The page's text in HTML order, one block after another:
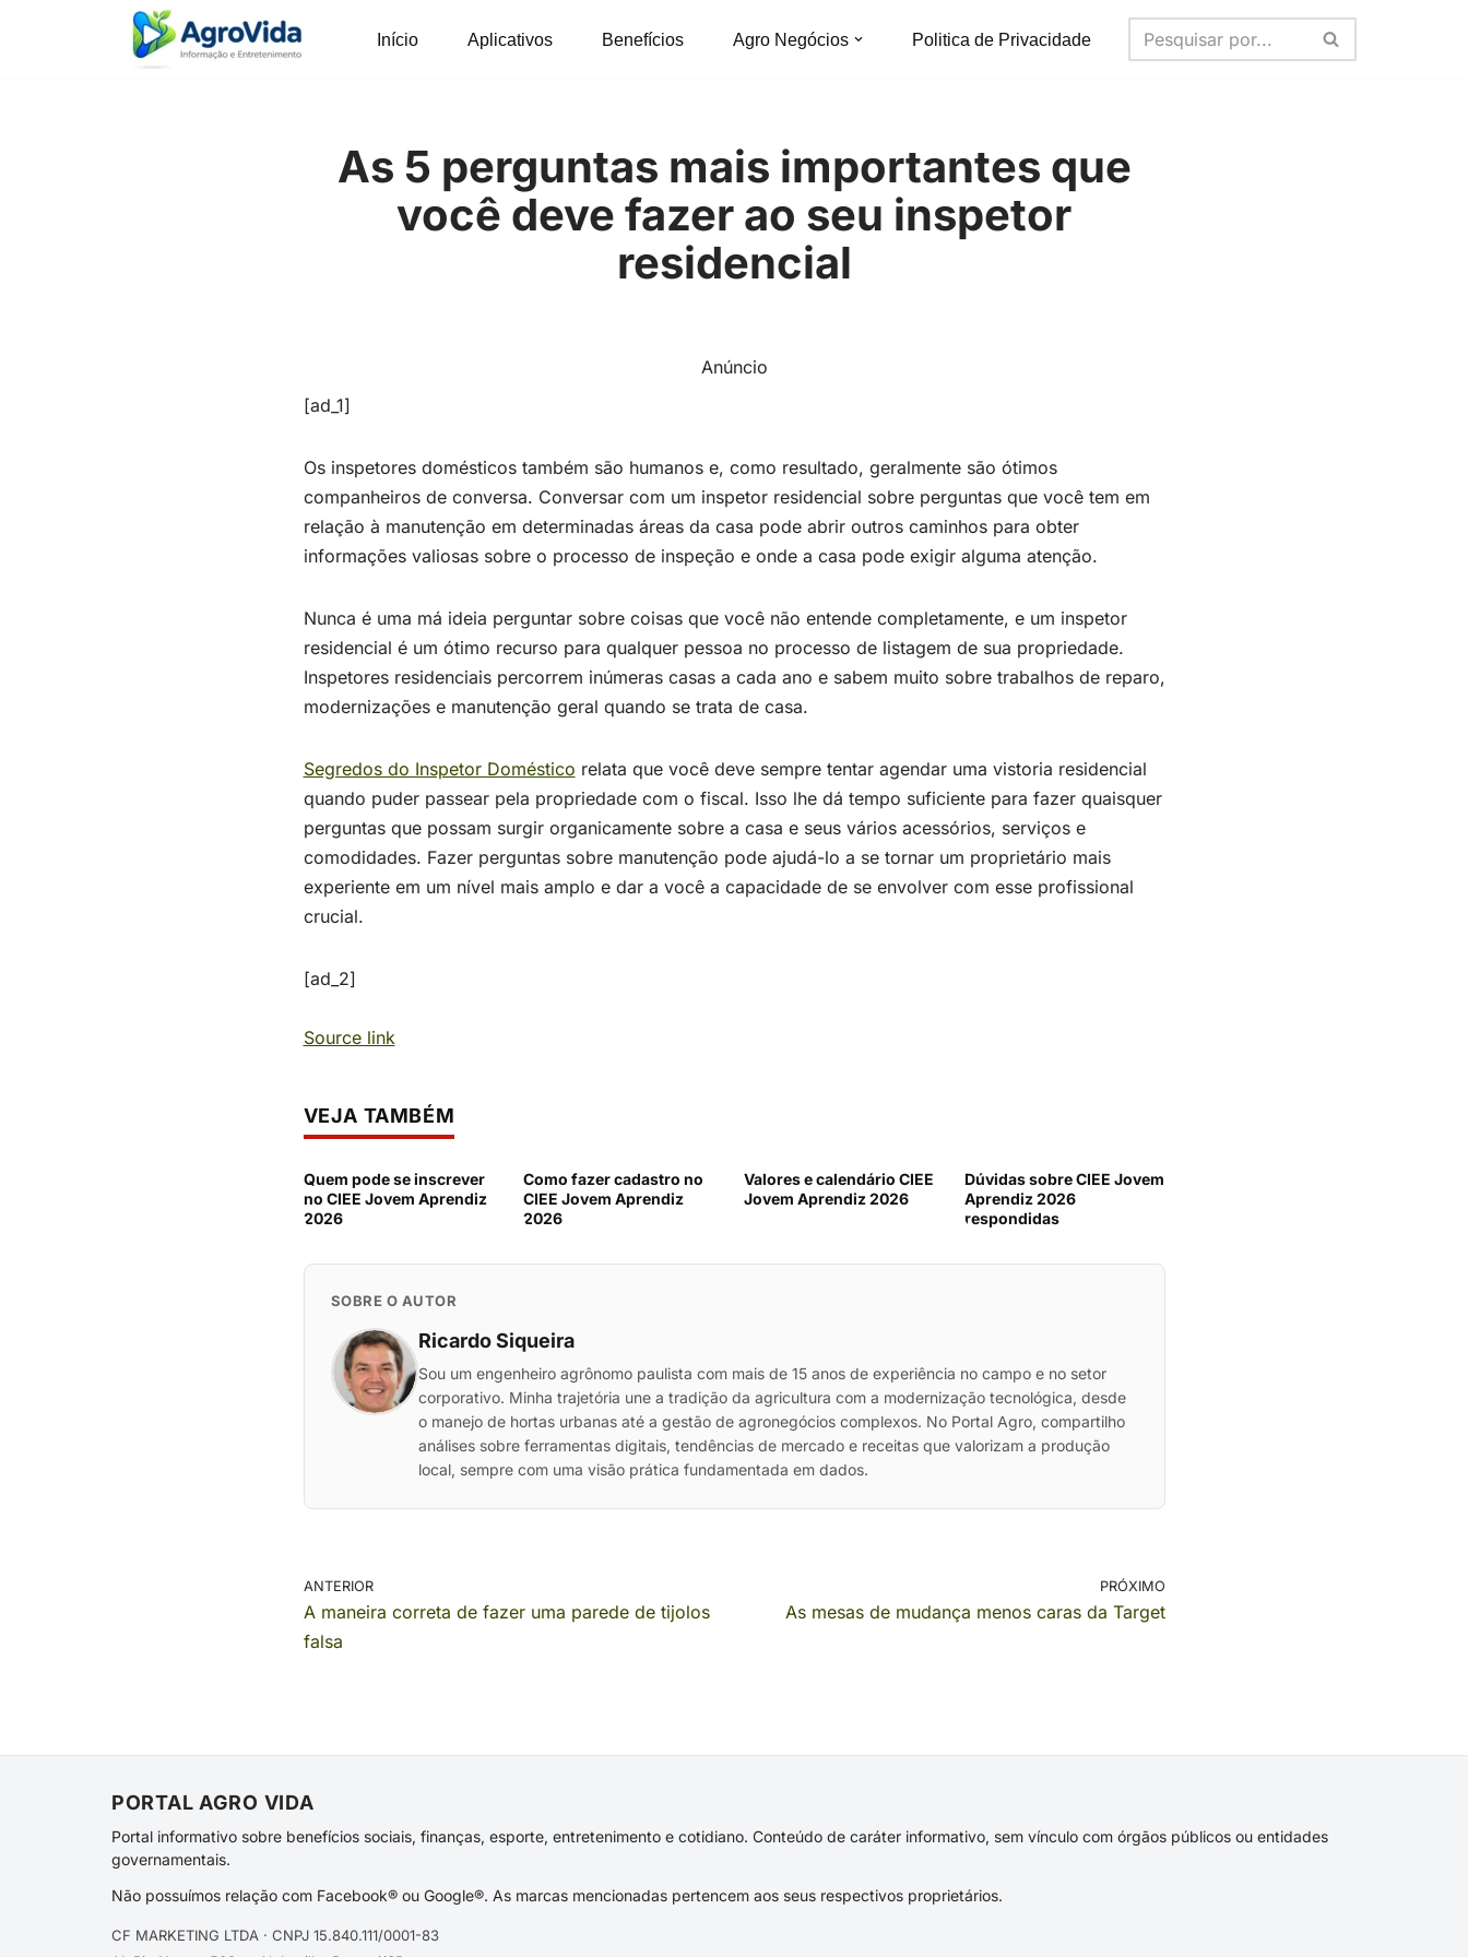
Início Aplicativos Benefícios Agro Negócios Politica de Privacidade
As 5 perguntas mais importantes que
você deve fazer ao seu inspetor
residencial
Anúncio
[ad_1]
Os inspetores domésticos também são humanos e, como resultado, geralmente são ótimos
companheiros de conversa. Conversar com um inspetor residencial sobre perguntas que você tem em
relação à manutenção em determinadas áreas da casa pode abrir outros caminhos para obter
informações valiosas sobre o processo de inspeção e onde a casa pode exigir alguma atenção.
Nunca é uma má ideia perguntar sobre coisas que você não entende completamente, e um inspetor
residencial é um ótimo recurso para qualquer pessoa no processo de listagem de sua propriedade.
Inspetores residenciais percorrem inúmeras casas a cada ano e sabem muito sobre trabalhos de reparo,
modernizações e manutenção geral quando se trata de casa.
Segredos do Inspetor Doméstico relata que você deve sempre tentar agendar uma vistoria residencial
quando puder passear pela propriedade com o fiscal. Isso lhe dá tempo suficiente para fazer quaisquer
perguntas que possam surgir organicamente sobre a casa e seus vários acessórios, serviços e
comodidades. Fazer perguntas sobre manutenção pode ajudá-lo a se tornar um proprietário mais
experiente em um nível mais amplo e dar a você a capacidade de se envolver com esse profissional
crucial.
[ad_2]
Source link
VEJA TAMBÉM
Quem pode se inscrever
no CIEE Jovem Aprendiz
2026
Como fazer cadastro no
CIEE Jovem Aprendiz
2026
Valores e calendário CIEE
Jovem Aprendiz 2026
Dúvidas sobre CIEE Jovem
Aprendiz 2026
respondidas
SOBRE O AUTOR
Ricardo Siqueira
Sou um engenheiro agrônomo paulista com mais de 15 anos de experiência no campo e no setor
corporativo. Minha trajetória une a tradição da agricultura com a modernização tecnológica, desde
o manejo de hortas urbanas até a gestão de agronegócios complexos. No Portal Agro, compartilho
análises sobre ferramentas digitais, tendências de mercado e receitas que valorizam a produção
local, sempre com uma visão prática fundamentada em dados.
ANTERIOR
A maneira correta de fazer uma parede de tijolos
falsa
PRÓXIMO
As mesas de mudança menos caras da Target
PORTAL AGRO VIDA
Portal informativo sobre benefícios sociais, finanças, esporte, entretenimento e cotidiano. Conteúdo de caráter informativo, sem vínculo com órgãos públicos ou entidades
governamentais.
Não possuímos relação com Facebook® ou Google®. As marcas mencionadas pertencem aos seus respectivos proprietários.
CF MARKETING LTDA · CNPJ 15.840.111/0001-83